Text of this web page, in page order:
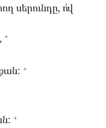
սերունդը, ո՛վ
+
+
+